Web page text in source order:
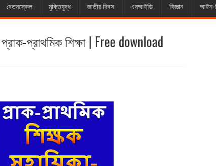
বেতনস্কেল মুক্তিযুদ্ধ জাতীয় দিবস এনআইডি বিজ্ঞান আইন-
প্রাথমিক শিক্ষা | Free download